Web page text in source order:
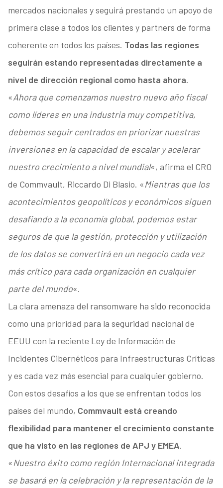
mercados nacionales y seguirá prestando un apoyo de
primera clase a todos los clientes y partners de forma
coherente en todos los países. Todas las regiones
seguirán estando representadas directamente a
nivel de dirección regional como hasta ahora.
«Ahora que comenzamos nuestro nuevo año fiscal
como líderes en una industria muy competitiva,
debemos seguir centrados en priorizar nuestras
inversiones en la capacidad de escalar y acelerar
nuestro crecimiento a nivel mundial«, afirma el CRO
de Commvault, Riccardo Di Blasio. «Mientras que los
acontecimientos geopolíticos y económicos siguen
desafiando a la economía global, podemos estar
seguros de que la gestión, protección y utilización
de los datos se convertirá en un negocio cada vez
más crítico para cada organización en cualquier
parte del mundo«.
La clara amenaza del ransomware ha sido reconocida
como una prioridad para la seguridad nacional de
EEUU con la reciente Ley de Información de
Incidentes Cibernéticos para Infraestructuras Críticas
y es cada vez más esencial para cualquier gobierno.
Con estos desafíos a los que se enfrentan todos los
países del mundo, Commvault está creando
flexibilidad para mantener el crecimiento constante
que ha visto en las regiones de APJ y EMEA.
«Nuestro éxito como región Internacional integrada
se basará en la celebración y la representación de la